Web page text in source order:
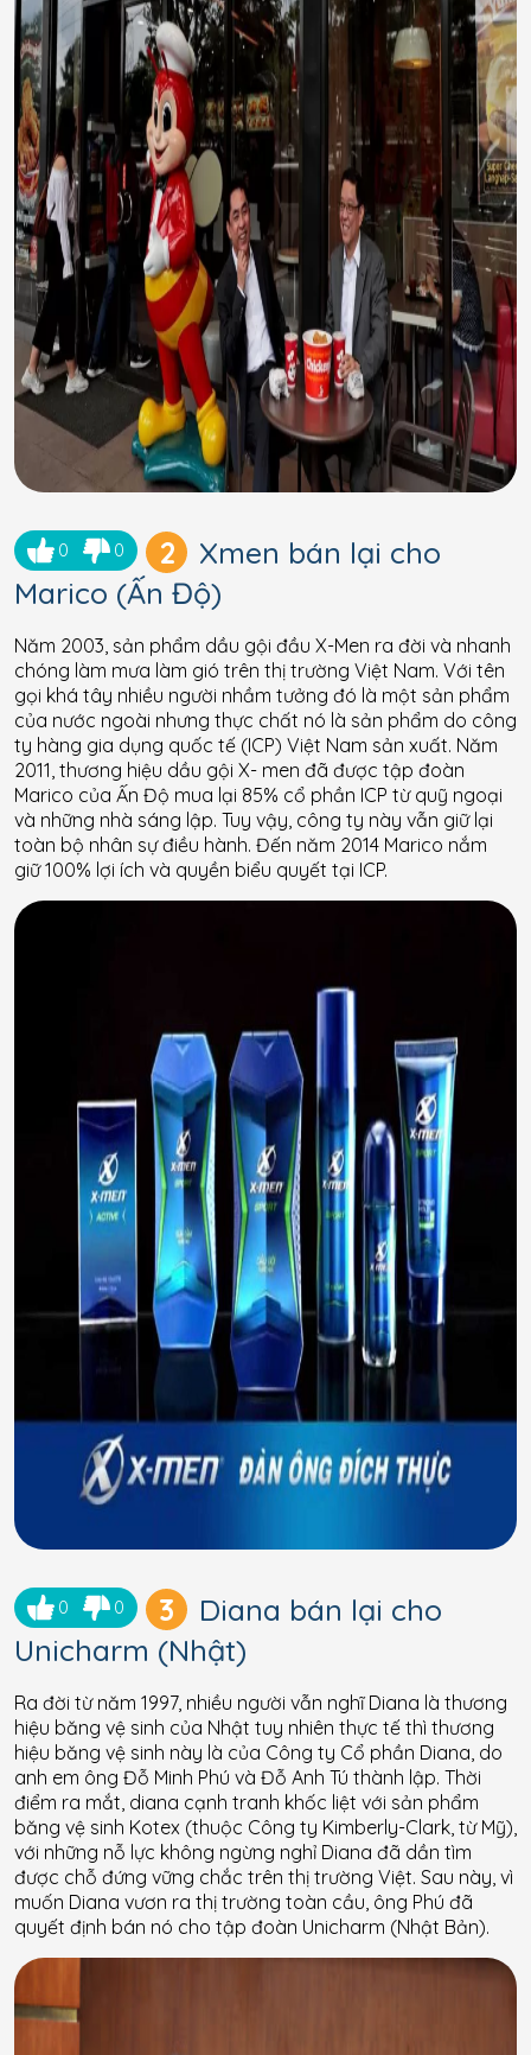
0 0 2
Xmen bán lại cho
Marico (Ấn Độ)
Năm 2003, sản phẩm dầu gội đầu X-Men ra đời và nhanh
chóng làm mưa làm gió trên thị trường Việt Nam. Với tên
gọi khá tây nhiều người nhầm tưởng đó là một sản phẩm
của nước ngoài nhưng thực chất nó là sản phẩm do công
ty hàng gia dụng quốc tế (ICP) Việt Nam sản xuất. Năm
2011, thương hiệu dầu gội X- men đã được tập đoàn
Marico của Ấn Độ mua lại 85% cổ phần ICP từ quỹ ngoại
và những nhà sáng lập. Tuy vậy, công ty này vẫn giữ lại
toàn bộ nhân sự điều hành. Đến năm 2014 Marico nắm
giữ 100% lợi ích và quyền biểu quyết tại ICP.
0 0 3
Diana bán lại cho
Unicharm (Nhật)
Ra đời từ năm 1997, nhiều người vẫn nghĩ Diana là thương
hiệu băng vệ sinh của Nhật tuy nhiên thực tế thì thương
hiệu băng vệ sinh này là của Công ty Cổ phần Diana, do
anh em ông Đỗ Minh Phú và Đỗ Anh Tú thành lập. Thời
điểm ra mắt, diana cạnh tranh khốc liệt với sản phẩm
băng vệ sinh Kotex (thuộc Công ty Kimberly-Clark, từ Mỹ),
với những nỗ lực không ngừng nghỉ Diana đã dần tìm
được chỗ đứng vững chắc trên thị trường Việt. Sau này, vì
muốn Diana vươn ra thị trường toàn cầu, ông Phú đã
quyết định bán nó cho tập đoàn Unicharm (Nhật Bản).